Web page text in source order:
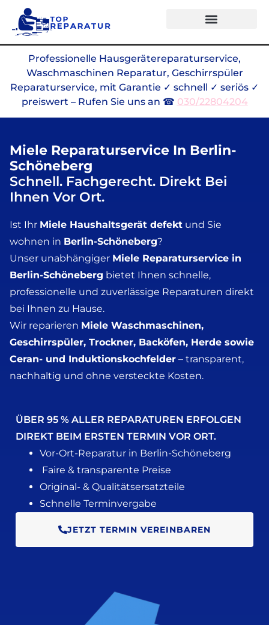
Professionelle Hausgerätereparaturservice,
Waschmaschinen Reparatur, Geschirrspüler
Reparaturservice, mit Garantie ✓ schnell ✓ seriös ✓
preiswert – Rufen Sie uns an ☎ 030/22804204
Miele Reparaturservice In Berlin-
Schöneberg
Schnell. Fachgerecht. Direkt Bei
Ihnen Vor Ort.
Ist Ihr Miele Haushaltsgerät defekt und Sie
wohnen in Berlin-Schöneberg?
Unser unabhängiger Miele Reparaturservice in
Berlin-Schöneberg bietet Ihnen schnelle,
professionelle und zuverlässige Reparaturen direkt
bei Ihnen zu Hause.
Wir reparieren Miele Waschmaschinen,
Geschirrspüler, Trockner, Backöfen, Herde sowie
Ceran- und Induktionskochfelder – transparent,
nachhaltig und ohne versteckte Kosten.
ÜBER 95 % ALLER REPARATUREN ERFOLGEN
DIREKT BEIM ERSTEN TERMIN VOR ORT.
Vor-Ort-Reparatur in Berlin-Schöneberg
Faire & transparente Preise
Original- & Qualitätsersatzteile
Schnelle Terminvergabe
JETZT TERMIN VEREINBAREN